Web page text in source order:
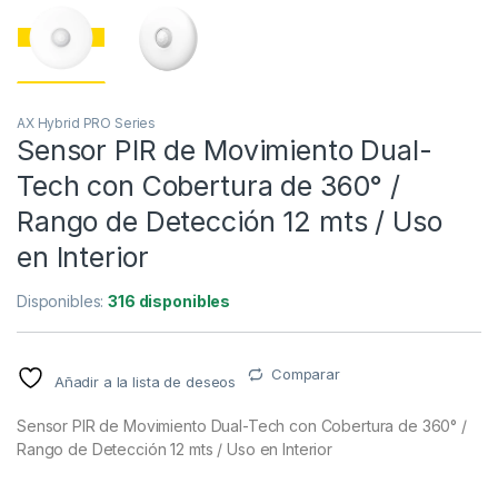
AX Hybrid PRO Series
Sensor PIR de Movimiento Dual-
Tech con Cobertura de 360° /
Rango de Detección 12 mts / Uso
en Interior
Disponibles:316 disponibles
Añadir a la lista de deseos Comparar
Sensor PIR de Movimiento Dual-Tech con Cobertura de 360° /
Rango de Detección 12 mts / Uso en Interior